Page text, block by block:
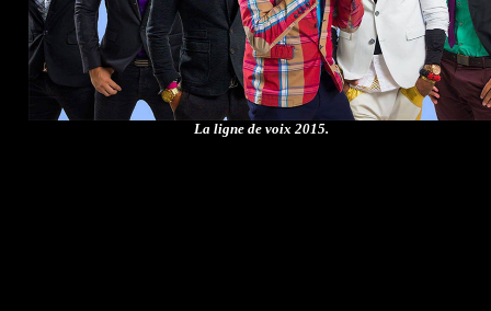
La ligne de voix 2015.